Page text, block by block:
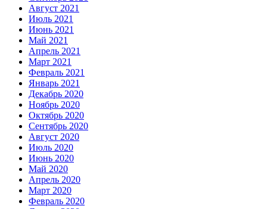
Август 2021
Июль 2021
Июнь 2021
Май 2021
Апрель 2021
Март 2021
Февраль 2021
Январь 2021
Декабрь 2020
Ноябрь 2020
Октябрь 2020
Сентябрь 2020
Август 2020
Июль 2020
Июнь 2020
Май 2020
Апрель 2020
Март 2020
Февраль 2020